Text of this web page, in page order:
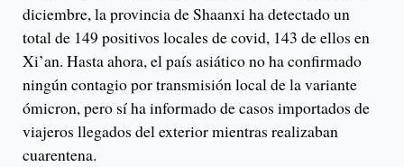
diciembre, la provincia de Shaanxi ha detectado un
total de 149 positivos locales de covid, 143 de ellos en
Xi’an. Hasta ahora, el país asiático no ha confirmado
ningún contagio por transmisión local de la variante
ómicron, pero sí ha informado de casos importados de
viajeros llegados del exterior mientras realizaban
cuarentena.